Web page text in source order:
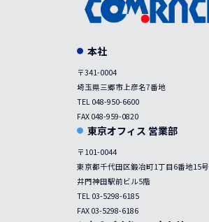
本社
〒341-0004
埼玉県三郷市上彦名7番地
TEL 048-950-6600
FAX 048-959-0820
東京オフィス 営業部
〒101-0044
東京都千代田区鍛冶町1丁目6番地15号
井門神田駅前ビル5階
TEL 03-5298-6185
FAX 03-5298-6186